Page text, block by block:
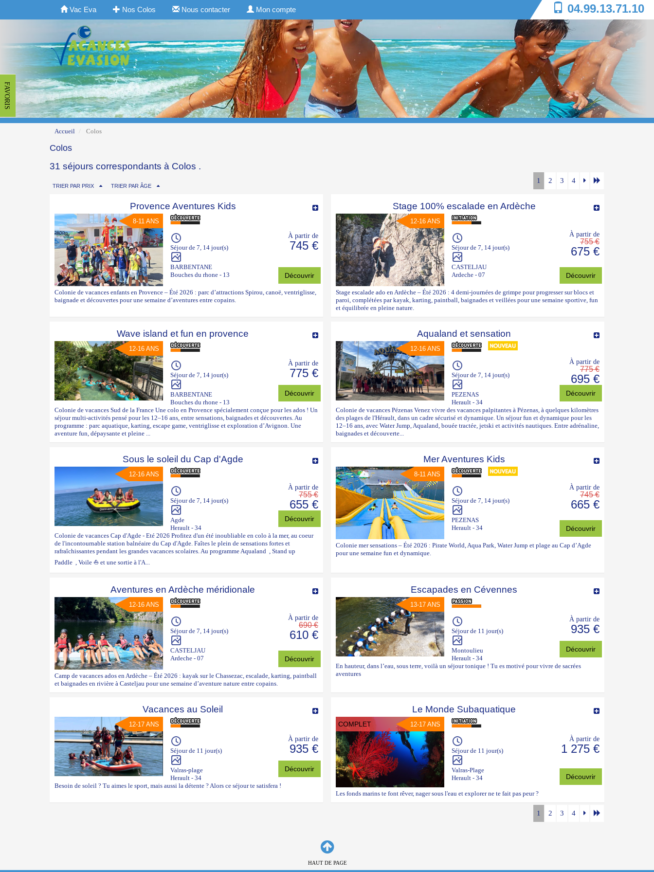
Vac Eva Nos Colos Nous contacter Mon compte 04.99.13.71.10
FAVORIS
Accueil Colos
Colos
31 séjours correspondants à Colos .
TRIER PAR PRIX TRIER PAR ÂGE
1 2 3 4
Provence Aventures Kids
8-11 ANS
Séjour de 7, 14 jour(s)
BARBENTANE
Bouches du rhone - 13
À partir de
745 €
Découvrir
Colonie de vacances enfants en Provence – Été 2026 : parc d’attractions Spirou, canoë, ventriglisse,
baignade et découvertes pour une semaine d’aventures entre copains.
Stage 100% escalade en Ardèche
12-16 ANS
Séjour de 7, 14 jour(s)
CASTELJAU
Ardeche - 07
À partir de
755 €
675 €
Découvrir
Stage escalade ado en Ardèche – Été 2026 : 4 demi-journées de grimpe pour progresser sur blocs et
paroi, complétées par kayak, karting, paintball, baignades et veillées pour une semaine sportive, fun
et équilibrée en pleine nature.
Wave island et fun en provence
12-16 ANS
Séjour de 7, 14 jour(s)
BARBENTANE
Bouches du rhone - 13
À partir de
775 €
Découvrir
Colonie de vacances Sud de la France Une colo en Provence spécialement conçue pour les ados ! Un
séjour multi-activités pensé pour les 12–16 ans, entre sensations, baignades et découvertes. Au
programme : parc aquatique, karting, escape game, ventriglisse et exploration d’Avignon. Une
aventure fun, dépaysante et pleine ...
Aqualand et sensation
12-16 ANS
Séjour de 7, 14 jour(s)
PEZENAS
Herault - 34
À partir de
775 €
695 €
Découvrir
Colonie de vacances Pézenas Venez vivre des vacances palpitantes à Pézenas, à quelques kilomètres
des plages de l'Hérault, dans un cadre sécurisé et dynamique. Un séjour fun et dynamique pour les
12–16 ans, avec Water Jump, Aqualand, bouée tractée, jetski et activités nautiques. Entre adrénaline,
baignades et découverte...
Sous le soleil du Cap d'Agde
12-16 ANS
Séjour de 7, 14 jour(s)
Agde
Herault - 34
À partir de
755 €
655 €
Découvrir
Colonie de vacances Cap d'Agde - Eté 2026 Profitez d'un été inoubliable en colo à la mer, au coeur
de l'incontournable station balnéaire du Cap d'Agde. Faîtes le plein de sensations fortes et
rafraîchissantes pendant les grandes vacances scolaires. Au programme Aqualand , Stand up
Paddle , Voile ⛵ et une sortie à l'A...
Mer Aventures Kids
8-11 ANS
Séjour de 7, 14 jour(s)
PEZENAS
Herault - 34
À partir de
745 €
665 €
Découvrir
Colonie mer sensations – Été 2026 : Pirate World, Aqua Park, Water Jump et plage au Cap d’Agde
pour une semaine fun et dynamique.
Aventures en Ardèche méridionale
12-16 ANS
Séjour de 7, 14 jour(s)
CASTELJAU
Ardeche - 07
À partir de
690 €
610 €
Découvrir
Camp de vacances ados en Ardèche – Été 2026 : kayak sur le Chassezac, escalade, karting, paintball
et baignades en rivière à Casteljau pour une semaine d’aventure nature entre copains.
Escapades en Cévennes
13-17 ANS
Séjour de 11 jour(s)
Montoulieu
Herault - 34
À partir de
935 €
Découvrir
En hauteur, dans l’eau, sous terre, voilà un séjour tonique ! Tu es motivé pour vivre de sacrées
aventures
Vacances au Soleil
12-17 ANS
Séjour de 11 jour(s)
Valras-plage
Herault - 34
À partir de
935 €
Découvrir
Besoin de soleil ? Tu aimes le sport, mais aussi la détente ? Alors ce séjour te satisfera !
Le Monde Subaquatique
COMPLET 12-17 ANS
Séjour de 11 jour(s)
Valras-Plage
Herault - 34
À partir de
1 275 €
Découvrir
Les fonds marins te font rêver, nager sous l'eau et explorer ne te fait pas peur ?
1 2 3 4
HAUT DE PAGE